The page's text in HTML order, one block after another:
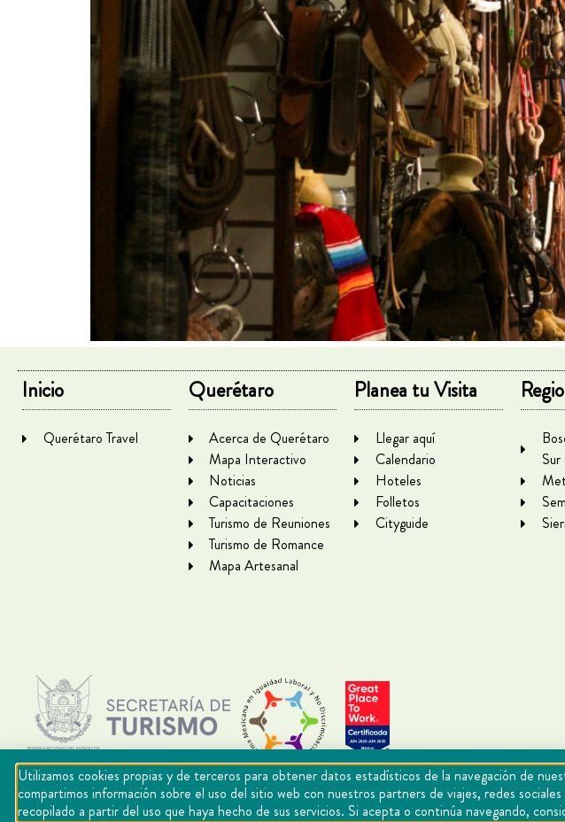
Inicio
Querétaro Travel
Querétaro
Acerca de Querétaro
Mapa Interactivo
Noticias
Capacitaciones
Turismo de Reuniones
Turismo de Romance
Mapa Artesanal
Planea tu Visita
Llegar aquí
Calendario
Hoteles
Folletos
Cityguide
Sur
Utilizamos cookies propias y de terceros para obtener datos estadísticos de la navegación de
compartimos información sobre el uso del sitio web con nuestros partners de viajes, redes
recopilado a partir del uso que haya hecho de sus servicios. Si acepta o continúa navegando,